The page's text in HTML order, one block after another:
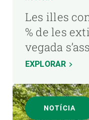
Les illes
% de les
vegada
EXPLORAR
NOTÍCIA